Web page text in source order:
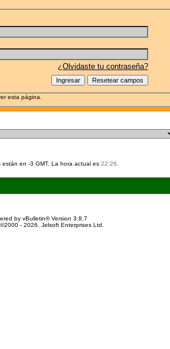
¿Olvidaste tu contraseña?
esta página.
están en -3 GMT. La hora actual es 22:26
by vBulletin® Version 3.8.7
- 2026, Jelsoft Enterprises Ltd.